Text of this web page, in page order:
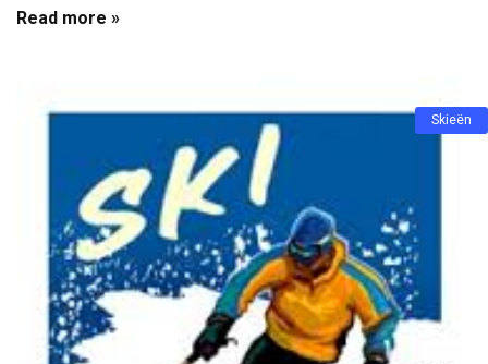
Read more »
Skieën